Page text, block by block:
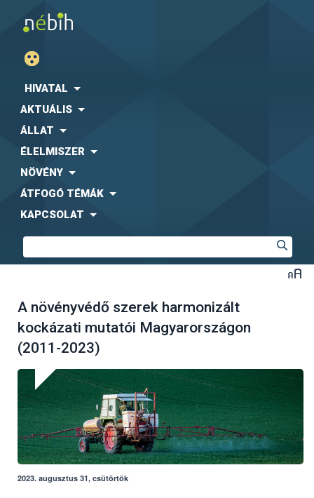
HIVATAL
AKTUÁLIS
ÁLLAT
ÉLELMISZER
NÖVÉNY
ÁTFOGÓ TÉMÁK
KAPCSOLAT
A növényvédő szerek harmonizált
kockázati mutatói Magyarországon
(2011-2023)
2023. augusztus 31, csütörtök